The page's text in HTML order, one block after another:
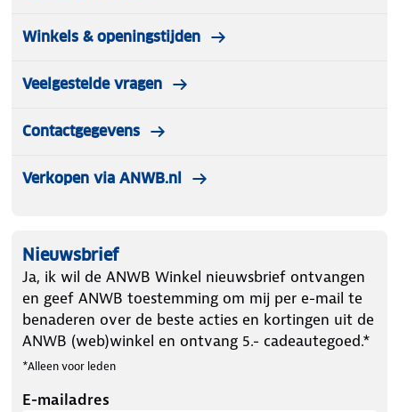
Winkels & openingstijden
Veelgestelde vragen
Contactgegevens
Verkopen via ANWB.nl
Nieuwsbrief
Ja, ik wil de ANWB Winkel nieuwsbrief ontvangen
en geef ANWB toestemming om mij per e-mail te
benaderen over de beste acties en kortingen uit de
ANWB (web)winkel en ontvang 5.- cadeautegoed.*
*Alleen voor leden
E-mailadres